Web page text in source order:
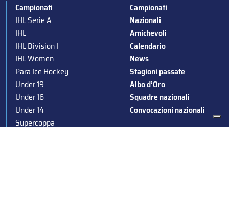
Campionati
IHL Serie A
IHL
IHL Division I
IHL Women
Para Ice Hockey
Under 19
Under 16
Under 14
Supercoppa
Campionati
Nazionali
Amichevoli
Calendario
News
Stagioni passate
Albo d’Oro
Squadre nazionali
Convocazioni nazionali